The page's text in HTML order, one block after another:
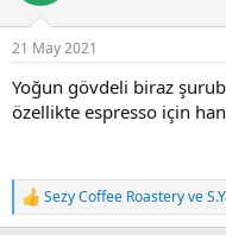
21 May 2021
Yoğun gövdeli biraz
özellikte espresso için
T
e
Sezy Coffee Roasteryve